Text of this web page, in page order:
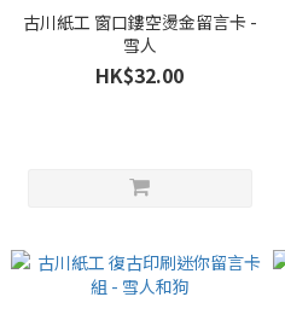
古川紙工 窗口鏤空燙金留言卡 -
雪人
HK$32.00